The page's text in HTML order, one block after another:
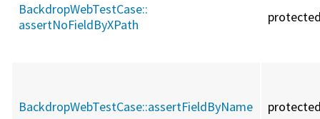
BackdropWebTestCase::
assertNoFieldByXPath
BackdropWebTestCase::assertFieldByName